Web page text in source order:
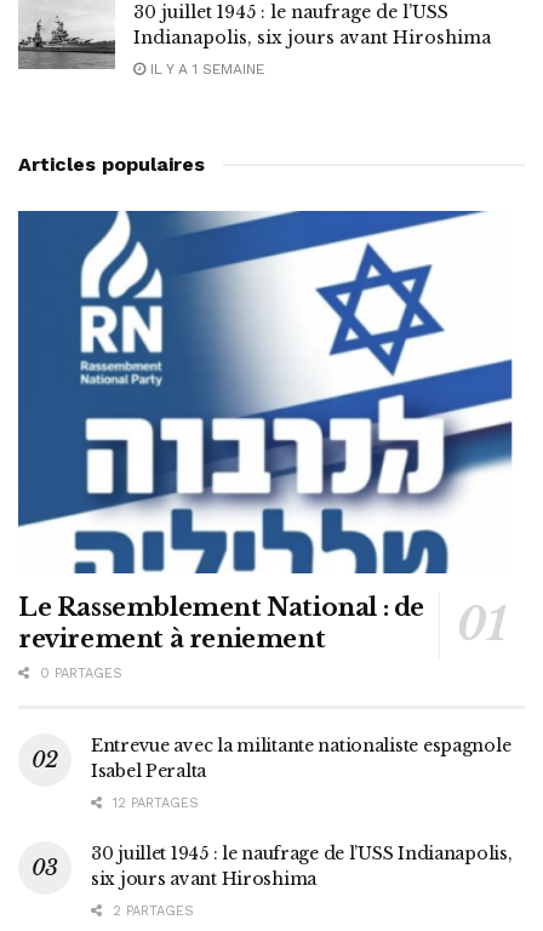
30 juillet 1945 : le naufrage de l’USS
Indianapolis, six jours avant Hiroshima
IL Y A 1 SEMAINE
Articles populaires
Le Rassemblement National : de
revirement à reniement
0 PARTAGES
Entrevue avec la militante nationaliste espagnole
Isabel Peralta
12 PARTAGES
30 juillet 1945 : le naufrage de l’USS Indianapolis,
six jours avant Hiroshima
2 PARTAGES